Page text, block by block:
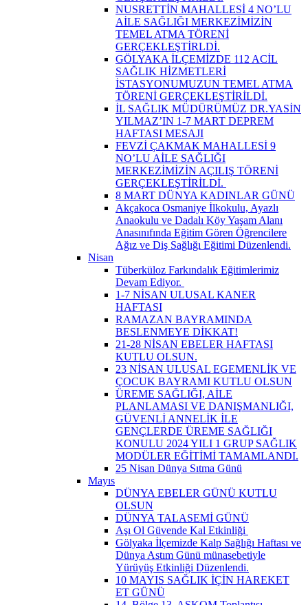
NUSRETTİN MAHALLESİ 4 NO’LU
AİLE SAĞLIĞI MERKEZİMİZİN
TEMEL ATMA TÖRENİ
GERÇEKLEŞTİRLDİ.
GÖLYAKA İLÇEMİZDE 112 ACİL
SAĞLIK HİZMETLERİ
İSTASYONUMUZUN TEMEL ATMA
TÖRENİ GERÇEKLEŞTİRİLDİ.
İL SAĞLIK MÜDÜRÜMÜZ DR.YASİN
YILMAZ’IN 1-7 MART DEPREM
HAFTASI MESAJI
FEVZİ ÇAKMAK MAHALLESİ 9
NO’LU AİLE SAĞLIĞI
MERKEZİMİZİN AÇILIŞ TÖRENİ
GERÇEKLEŞTİRİLDİ. ​
8 MART DÜNYA KADINLAR GÜNÜ
Akçakoca Osmaniye İlkokulu, Ayazlı
Anaokulu ve Dadalı Köy Yaşam Alanı
Anasınıfında Eğitim Gören Öğrencilere
Ağız ve Diş Sağlığı Eğitimi Düzenlendi.
Nisan
Tüberküloz Farkındalık Eğitimlerimiz
Devam Ediyor. ​
1-7 NİSAN ULUSAL KANER
HAFTASI
RAMAZAN BAYRAMINDA
BESLENMEYE DİKKAT!
21-28 NİSAN EBELER HAFTASI
KUTLU OLSUN.
23 NİSAN ULUSAL EGEMENLİK VE
ÇOCUK BAYRAMI KUTLU OLSUN
ÜREME SAĞLIĞI, AİLE
PLANLAMASI VE DANIŞMANLIĞI,
GÜVENLİ ANNELİK İLE
GENÇLERDE ÜREME SAĞLIĞI
KONULU 2024 YILI 1 GRUP SAĞLIK
MODÜLER EĞİTİMİ TAMAMLANDI.
25 Nisan Dünya Sıtma Günü
Mayıs
DÜNYA EBELER GÜNÜ KUTLU
OLSUN
DÜNYA TALASEMİ GÜNÜ
Aşı Ol Güvende Kal Etkinliği ​
Gölyaka İlçemizde Kalp Sağlığı Haftası ve
Dünya Astım Günü münasebetiyle
Yürüyüş Etkinliği Düzenlendi.
10 MAYIS SAĞLIK İÇİN HAREKET
ET GÜNÜ